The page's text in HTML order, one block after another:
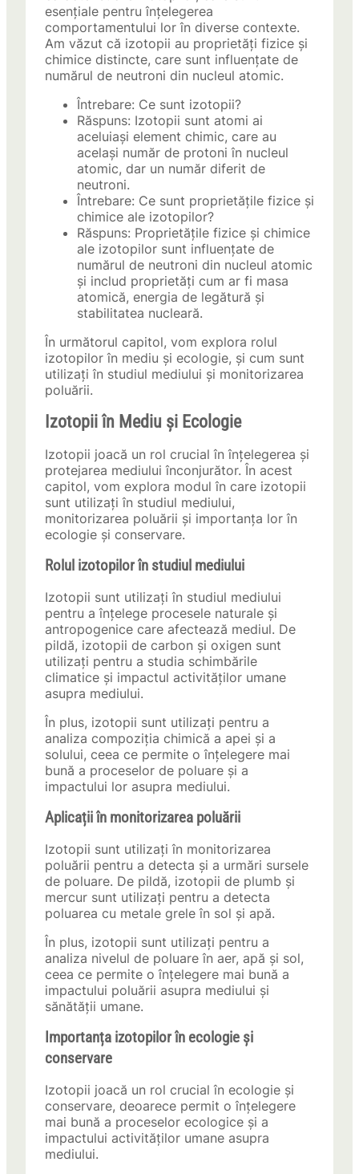
esențiale pentru înțelegerea
comportamentului lor în diverse contexte.
Am văzut că izotopii au proprietăți fizice și
chimice distincte, care sunt influențate de
numărul de neutroni din nucleul atomic.
Întrebare: Ce sunt izotopii?
Răspuns: Izotopii sunt atomi ai
aceluiași element chimic, care au
același număr de protoni în nucleul
atomic, dar un număr diferit de
neutroni.
Întrebare: Ce sunt proprietățile fizice și
chimice ale izotopilor?
Răspuns: Proprietățile fizice și chimice
ale izotopilor sunt influențate de
numărul de neutroni din nucleul atomic
și includ proprietăți cum ar fi masa
atomică, energia de legătură și
stabilitatea nucleară.
În următorul capitol, vom explora rolul
izotopilor în mediu și ecologie, și cum sunt
utilizați în studiul mediului și monitorizarea
poluării.
Izotopii în Mediu și Ecologie
Izotopii joacă un rol crucial în înțelegerea și
protejarea mediului înconjurător. În acest
capitol, vom explora modul în care izotopii
sunt utilizați în studiul mediului,
monitorizarea poluării și importanța lor în
ecologie și conservare.
Rolul izotopilor în studiul mediului
Izotopii sunt utilizați în studiul mediului
pentru a înțelege procesele naturale și
antropogenice care afectează mediul. De
pildă, izotopii de carbon și oxigen sunt
utilizați pentru a studia schimbările
climatice și impactul activităților umane
asupra mediului.
În plus, izotopii sunt utilizați pentru a
analiza compoziția chimică a apei și a
solului, ceea ce permite o înțelegere mai
bună a proceselor de poluare și a
impactului lor asupra mediului.
Aplicații în monitorizarea poluării
Izotopii sunt utilizați în monitorizarea
poluării pentru a detecta și a urmări sursele
de poluare. De pildă, izotopii de plumb și
mercur sunt utilizați pentru a detecta
poluarea cu metale grele în sol și apă.
În plus, izotopii sunt utilizați pentru a
analiza nivelul de poluare în aer, apă și sol,
ceea ce permite o înțelegere mai bună a
impactului poluării asupra mediului și
sănătății umane.
Importanța izotopilor în ecologie și
conservare
Izotopii joacă un rol crucial în ecologie și
conservare, deoarece permit o înțelegere
mai bună a proceselor ecologice și a
impactului activităților umane asupra
mediului.